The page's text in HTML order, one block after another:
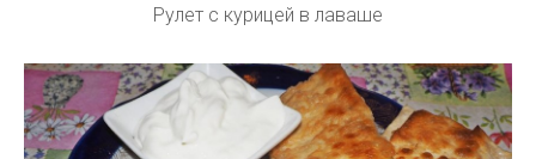
Рулет с курицей в лаваше